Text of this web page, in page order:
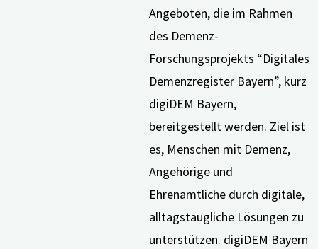
Angeboten, die im Rahmen
des Demenz-
Forschungsprojekts “Digitales
Demenzregister Bayern”, kurz
digiDEM Bayern,
bereitgestellt werden. Ziel ist
es, Menschen mit Demenz,
Angehörige und
Ehrenamtliche durch digitale,
alltagstaugliche Lösungen zu
unterstützen. digiDEM Bayern